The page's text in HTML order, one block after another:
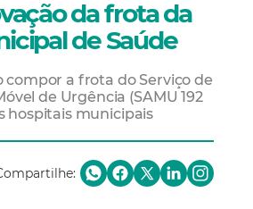
da frota da
de Saúde
compor a frota do Serviço de
de Urgência (SAMU 192
hospitais municipais